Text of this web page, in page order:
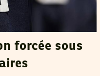
forcée sous